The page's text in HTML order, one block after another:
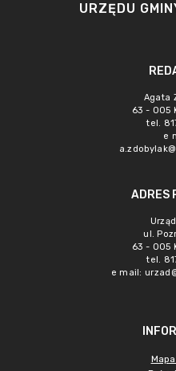
URZĘDU
Agata
63 - 005
tel.
e
ADRES
ul.
63 - 005
tel.
e mail: